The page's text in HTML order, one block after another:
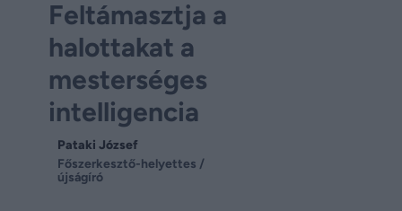
Feltámasztja a
halottakat a
mesterséges
intelligencia
Pataki József
Főszerkesztő-helyettes /
újságíró